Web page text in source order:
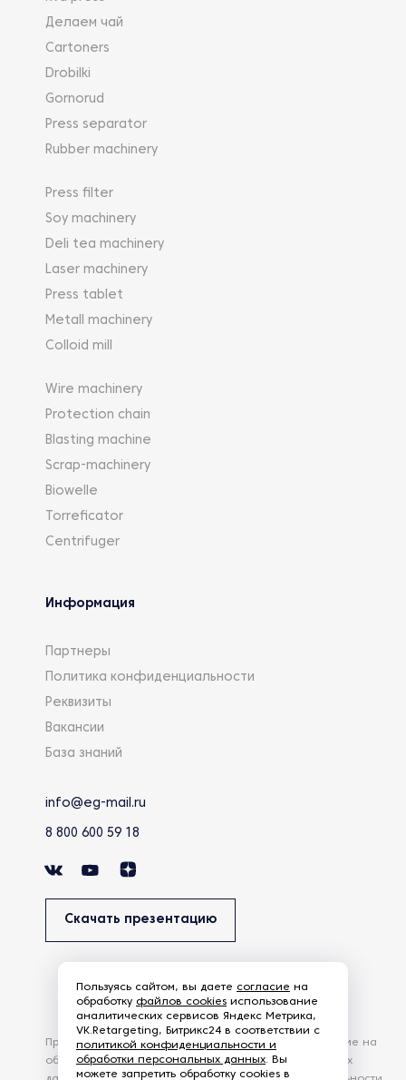
Делаем чай
Cartoners
Drobilki
Gornorud
Press separator
Rubber machinery
Press filter
Soy machinery
Deli tea machinery
Laser machinery
Press tablet
Metall machinery
Colloid mill
Wire machinery
Protection chain
Blasting machine
Scrap-machinery
Biowelle
Torreficator
Centrifuger
Информация
Партнеры
Политика конфиденциальности
Реквизиты
Вакансии
База знаний
info@eg-mail.ru
8 800 600 59 18
Скачать презентацию
Продолжая использовать наш сайт, вы даете согласие на
обработку файлов Cookies и других пользовательских
Пользуясь сайтом, вы даете согласие на
обработку файлов cookies использование
аналитических сервисов Яндекс Метрика,
VK.Retargeting, Битрикс24 в соответствии с
политикой конфиденциальности и
обработки персональных данных. Вы
можете запретить обработку cookies в